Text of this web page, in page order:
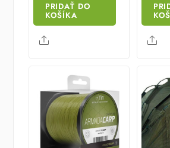
PRIDAŤ DO
KOŠÍKA
Share